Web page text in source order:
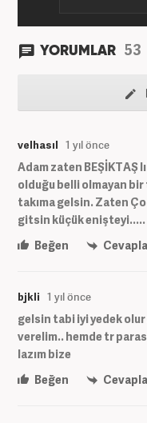
YORUMLAR 53
velhasıl 1 yıl önce
Adam zaten BEŞİKTAŞ
olduğu belli olmayan bir
takıma gelsin. Zaten
gitsin küçük enişteyi.....
Beğen
Cevapla
bjkli 1 yıl önce
gelsin tabi iyi yedek
verelim.. hemde tr
lazım bize
Beğen
Cevapla